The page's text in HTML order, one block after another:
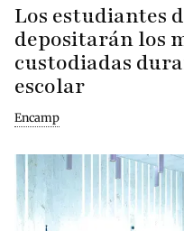
Los estudiantes
depositarán los
custodiadas
escolar
Encamp